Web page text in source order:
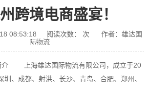
跨境电商盛宴！
08:53:18 阅读次数： 次
作者：雄达国
际物流
上海雄达国际物流有限公司，成立于20
圳、成都、射洪、长沙、青岛、合肥、郑州、